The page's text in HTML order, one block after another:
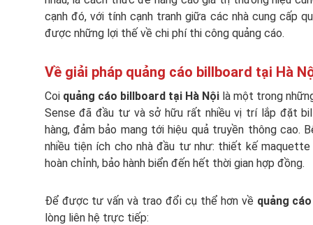
cạnh đó, với tính cạnh tranh giữa các nhà cung cấp
được những lợi thế về chi phí thi công quảng cáo.
Về giải pháp quảng cáo billboard tại Hà
Coi quảng cáo billboard tại Hà Nội là một trong
Sense đã đầu tư và sở hữu rất nhiều vị trí lắp đặt
hàng, đảm bảo mang tới hiệu quả truyền thông cao.
nhiều tiện ích cho nhà đầu tư như: thiết kế
hoàn chỉnh, bảo hành biển đến hết thời gian hợp đồng.
Để được tư vấn và trao đổi cụ thể hơn về quảng
lòng liên hệ trực tiếp: